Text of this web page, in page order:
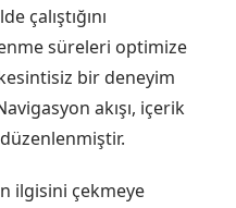
çalıştığını
süreleri optimize
bir deneyim
akışı, içerik
ilgisini çekmeye